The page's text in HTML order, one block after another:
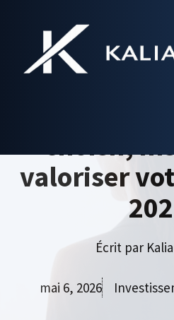
contenu
Garde
guide
choisir,
valoriser
Écrit par
mai 6, 2026